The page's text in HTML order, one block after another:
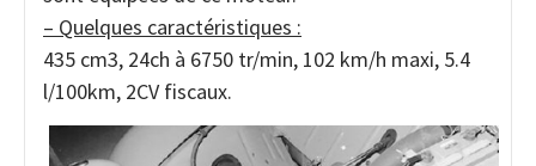
– Quelques caractéristiques :
435 cm3, 24ch à 6750 tr/min, 102 km/h maxi, 5.4
l/100km, 2CV fiscaux.